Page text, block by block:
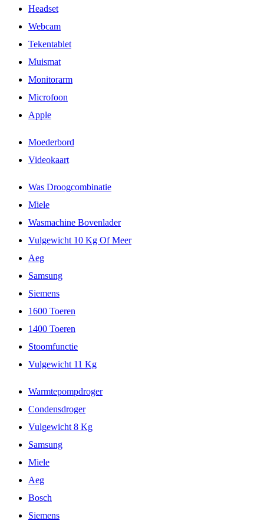
Headset
Webcam
Tekentablet
Muismat
Monitorarm
Microfoon
Apple
Moederbord
Videokaart
Was Droogcombinatie
Miele
Wasmachine Bovenlader
Vulgewicht 10 Kg Of Meer
Aeg
Samsung
Siemens
1600 Toeren
1400 Toeren
Stoomfunctie
Vulgewicht 11 Kg
Warmtepompdroger
Condensdroger
Vulgewicht 8 Kg
Samsung
Miele
Aeg
Bosch
Siemens